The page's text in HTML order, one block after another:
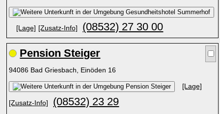
[Lage] [Zusatz-Info] (08532) 27 30 00
Pension Steiger
94086 Bad Griesbach, Einöden 16
[Lage]
[Zusatz-Info] (08532) 23 29